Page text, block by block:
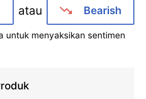
atau Bearish
untuk menyaksikan sentimen